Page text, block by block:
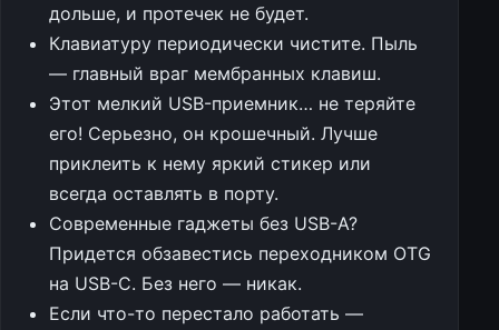
дольше, и протечек не будет.
Клавиатуру периодически чистите. Пыль
— главный враг мембранных клавиш.
Этот мелкий USB-приемник… не теряйте
его! Серьезно, он крошечный. Лучше
приклеить к нему яркий стикер или
всегда оставлять в порту.
Современные гаджеты без USB-A?
Придется обзавестись переходником OTG
на USB-C. Без него — никак.
Если что-то перестало работать —